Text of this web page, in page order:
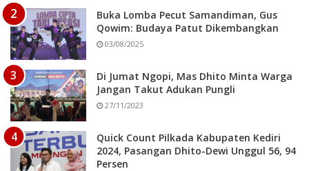
Buka Lomba Pecut Samandiman, Gus
Qowim: Budaya Patut Dikembangkan
03/08/2025
Di Jumat Ngopi, Mas Dhito Minta Warga
Jangan Takut Adukan Pungli
27/11/2023
Quick Count Pilkada Kabupaten Kediri
2024, Pasangan Dhito-Dewi Unggul 56, 94
Persen